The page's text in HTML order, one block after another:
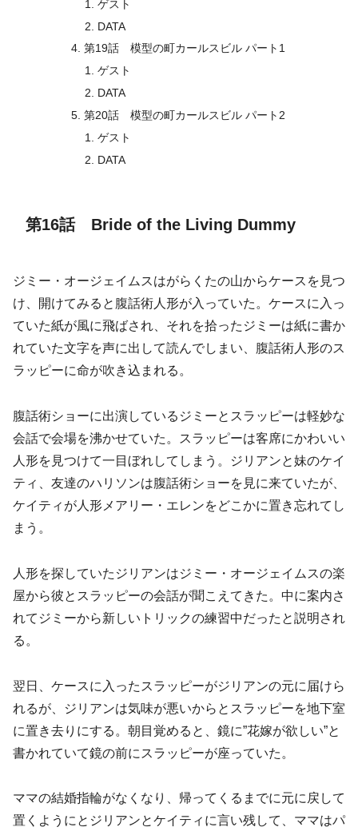
ゲスト
DATA
第19話 模型の町カールスビル パート1
ゲスト
DATA
第20話 模型の町カールスビル パート2
ゲスト
DATA
第16話 Bride of the Living Dummy
ジミー・オージェイムスはがらくたの山からケースを見つ
け、開けてみると腹話術人形が入っていた。ケースに入っ
ていた紙が風に飛ばされ、それを拾ったジミーは紙に書か
れていた文字を声に出して読んでしまい、腹話術人形のス
ラッピーに命が吹き込まれる。
腹話術ショーに出演しているジミーとスラッピーは軽妙な
会話で会場を沸かせていた。スラッピーは客席にかわいい
人形を見つけて一目ぼれしてしまう。ジリアンと妹のケイ
ティ、友達のハリソンは腹話術ショーを見に来ていたが、
ケイティが人形メアリー・エレンをどこかに置き忘れてし
まう。
人形を探していたジリアンはジミー・オージェイムスの楽
屋から彼とスラッピーの会話が聞こえてきた。中に案内さ
れてジミーから新しいトリックの練習中だったと説明され
る。
翌日、ケースに入ったスラッピーがジリアンの元に届けら
れるが、ジリアンは気味が悪いからとスラッピーを地下室
に置き去りにする。朝目覚めると、鏡に”花嫁が欲しい”と
書かれていて鏡の前にスラッピーが座っていた。
ママの結婚指輪がなくなり、帰ってくるまでに元に戻して
置くようにとジリアンとケイティに言い残して、ママはパ